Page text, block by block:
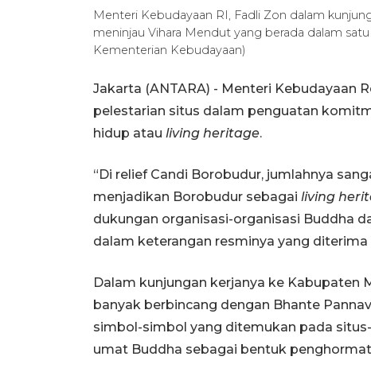
Menteri Kebudayaan RI, Fadli Zon dalam
meninjau Vihara Mendut yang berada dalam
Kementerian Kebudayaan)
Jakarta (ANTARA) - Menteri Kebudayaan
pelestarian situs dalam penguatan
hidup atau living heritage.
“Di relief Candi Borobudur, jumlahnya
menjadikan Borobudur sebagai living
dukungan organisasi-organisasi Buddha
dalam keterangan resminya yang
Dalam kunjungan kerjanya ke Kabupaten
banyak berbincang dengan Bhante
simbol-simbol yang ditemukan pada
umat Buddha sebagai bentuk